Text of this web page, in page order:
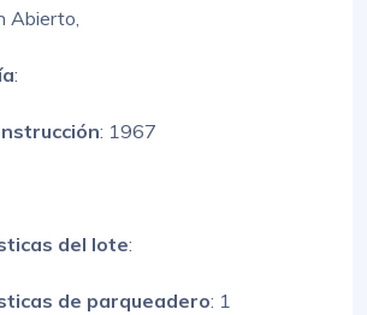
Abierto,
:
: 1967
del lote:
de parqueadero: 1